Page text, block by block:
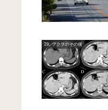
29. フクヲのその後